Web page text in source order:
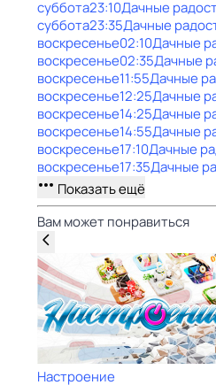
суббота23:10Дачные
суббота23:35Дачные
воскресенье02:10Дачные
воскресенье02:35Дачные
воскресенье11:55Дачные
воскресенье12:25Дачные
воскресенье14:25Дачные
воскресенье14:55Дачные
воскресенье17:10Дачные
воскресенье17:35Дачные
Показать ещё
Вам может понравиться
Настроение